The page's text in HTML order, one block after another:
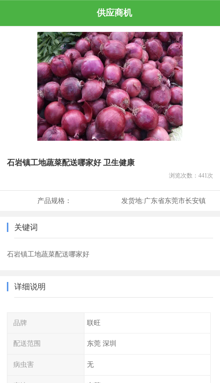
供应商机
石岩镇工地蔬菜配送哪家好 卫生健康
浏览次数： 441 次
产品规格： 发货地:广东省东莞市长安镇
关键词
石岩镇工地蔬菜配送哪家好
详细说明
品牌 联旺
配送范围 东莞 深圳
病虫害 无